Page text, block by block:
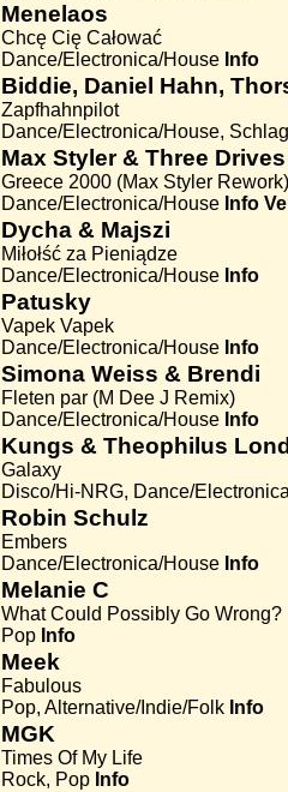
Menelaos
Chcę Cię Całować
Dance/Electronica/House Info
Biddie, Daniel Hahn,
Zapfhahnpilot
Dance/Electronica/House,
Max Styler & Three Drives
Greece 2000 (Max Styler Rework)
Dance/Electronica/House Info
Dycha & Majszi
Miłołść za Pieniądze
Dance/Electronica/House Info
Patusky
Vapek Vapek
Dance/Electronica/House Info
Simona Weiss & Brendi
Fleten par (M Dee J Remix)
Dance/Electronica/House Info
Kungs & Theophilus
Galaxy
Disco/Hi-NRG, Dance/
Robin Schulz
Embers
Dance/Electronica/House Info
Melanie C
What Could Possibly Go Wrong?
Pop Info
Meek
Fabulous
Pop, Alternative/Indie/Folk Info
MGK
Times Of My Life
Rock, Pop Info